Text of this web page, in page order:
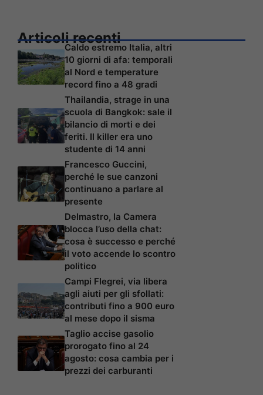
Articoli recenti
Caldo estremo Italia, altri
10 giorni di afa: temporali
al Nord e temperature
record fino a 48 gradi
Thailandia, strage in una
scuola di Bangkok: sale il
bilancio di morti e dei
feriti. Il killer era uno
studente di 14 anni
Francesco Guccini,
perché le sue canzoni
continuano a parlare al
presente
Delmastro, la Camera
blocca l’uso della chat:
cosa è successo e perché
il voto accende lo scontro
politico
Campi Flegrei, via libera
agli aiuti per gli sfollati:
contributi fino a 900 euro
al mese dopo il sisma
Taglio accise gasolio
prorogato fino al 24
agosto: cosa cambia per i
prezzi dei carburanti